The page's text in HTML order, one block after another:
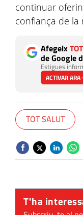
continuar
confiança de
Afegeix
de Google
Estigues
ACTIVAR ARA
TOT SALUT
T'ha